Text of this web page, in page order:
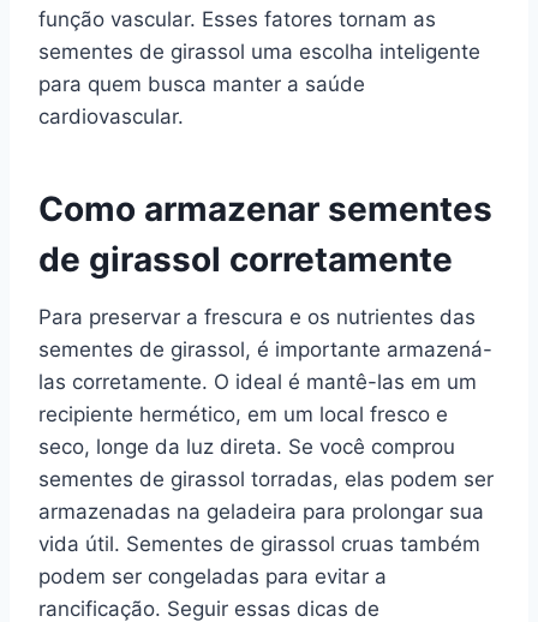
função vascular. Esses fatores tornam as
sementes de girassol uma escolha inteligente
para quem busca manter a saúde
cardiovascular.
Como armazenar sementes
de girassol corretamente
Para preservar a frescura e os nutrientes das
sementes de girassol, é importante armazená-
las corretamente. O ideal é mantê-las em um
recipiente hermético, em um local fresco e
seco, longe da luz direta. Se você comprou
sementes de girassol torradas, elas podem ser
armazenadas na geladeira para prolongar sua
vida útil. Sementes de girassol cruas também
podem ser congeladas para evitar a
rancificação. Seguir essas dicas de